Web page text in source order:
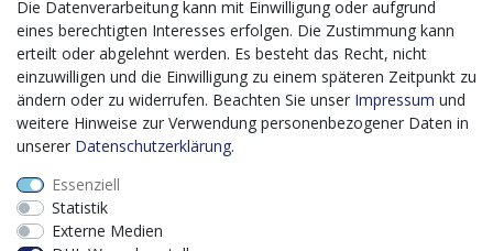
eines Content-Management-Systems (CMS-
Softwaresystem) investieren, um unseren Online-Shop
künftig selbst verwalten zu können. Diese Software dient
der effizienteren gemeinschaftlichen Erstellung,
Bearbeitung, Organisation und Darstellung digitaler
Inhalte (Content) in unserem Unternehmen. Dies ist
insbesondere für den Vertrieb von Bedeutung. Bisher
Software digitalisiert werden was zu einer enormen
Zeitersparnis führt.
Die Datenverarbeitung kann mit Einwilligung oder aufgrund
eines berechtigten Interesses erfolgen. Die Zustimmung kann
erteilt oder abgelehnt werden. Es besteht das Recht, nicht
einzuwilligen und die Einwilligung zu einem späteren Zeitpunkt zu
ändern oder zu widerrufen. Beachten Sie unser Impressum und
weitere Hinweise zur Verwendung personenbezogener Daten in
unserer Daten­schutz­erklärung.
Essenziell
Statistik
Externe Medien